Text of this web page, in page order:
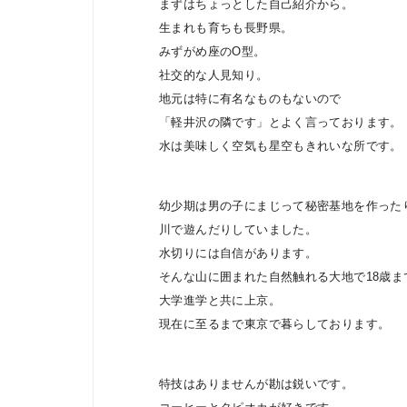
まずはちょっとした自己紹介から。
生まれも育ちも長野県。
みずがめ座のO型。
社交的な人見知り。
地元は特に有名なものもないので
「軽井沢の隣です」とよく言っております。
水は美味しく空気も星空もきれいな所です。
幼少期は男の子にまじって秘密基地を作った
川で遊んだりしていました。
水切りには自信があります。
そんな山に囲まれた自然触れる大地で18歳
大学進学と共に上京。
現在に至るまで東京で暮らしております。
特技はありませんが勘は鋭いです。